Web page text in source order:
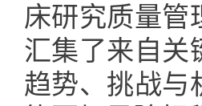
床研究质量管
汇集了来自关
趋势、挑战与